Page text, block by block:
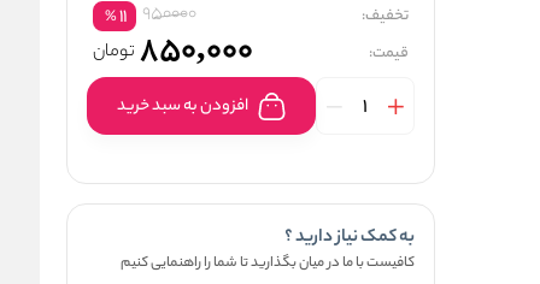
تخفیف: 950000
11
%
قیمت: 850,000 تومان
افزودن به سبد خرید
به کمک نیاز دارید ؟
کافیست با ما در میان بگذارید تا شما را راهنمایی کنیم